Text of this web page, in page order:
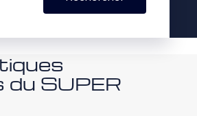
du SUPER